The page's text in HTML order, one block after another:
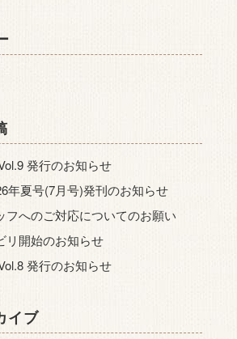
発行のお知らせ
年夏号(7月号)発刊のお知らせ
フへのご対応についてのお願い
リ開始のお知らせ
発行のお知らせ
イブ